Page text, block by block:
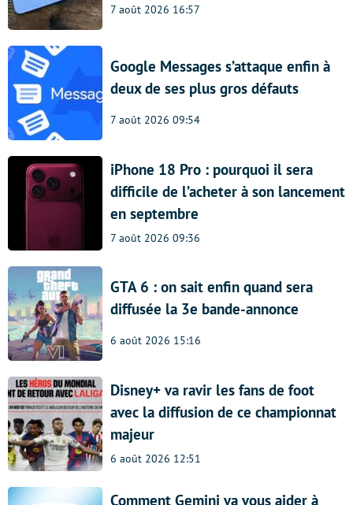
7 août 2026 16:57
Google Messages s’attaque enfin à
deux de ses plus gros défauts
7 août 2026 09:54
iPhone 18 Pro : pourquoi il sera
difficile de l’acheter à son lancement
en septembre
7 août 2026 09:36
GTA 6 : on sait enfin quand sera
diffusée la 3e bande-annonce
6 août 2026 15:16
Disney+ va ravir les fans de foot
avec la diffusion de ce championnat
majeur
6 août 2026 12:51
Comment Gemini va vous aider à